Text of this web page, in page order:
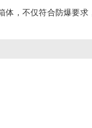
，不仅符合防爆要求